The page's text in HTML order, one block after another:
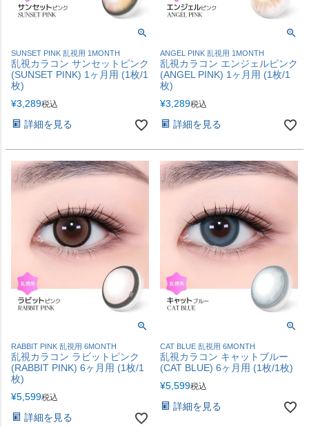
SUNSET PINK 乱視用 1MONTH
乱視カラコン サンセットピンク
(SUNSET PINK) 1ヶ月用 (1枚/1
枚)
¥3,289税込
詳細を見る
ANGEL PINK 乱視用 1MONTH
乱視カラコン エンジェルピンク
(ANGEL PINK) 1ヶ月用 (1枚/1
枚)
¥3,289税込
詳細を見る
RABBIT PINK 乱視用 6MONTH
乱視カラコン ラビットピンク
(RABBIT PINK) 6ヶ月用 (1枚/1
枚)
¥5,599税込
詳細を見る
CAT BLUE 乱視用 6MONTH
乱視カラコン キャットブルー
(CAT BLUE) 6ヶ月用 (1枚/1枚)
¥5,599税込
詳細を見る